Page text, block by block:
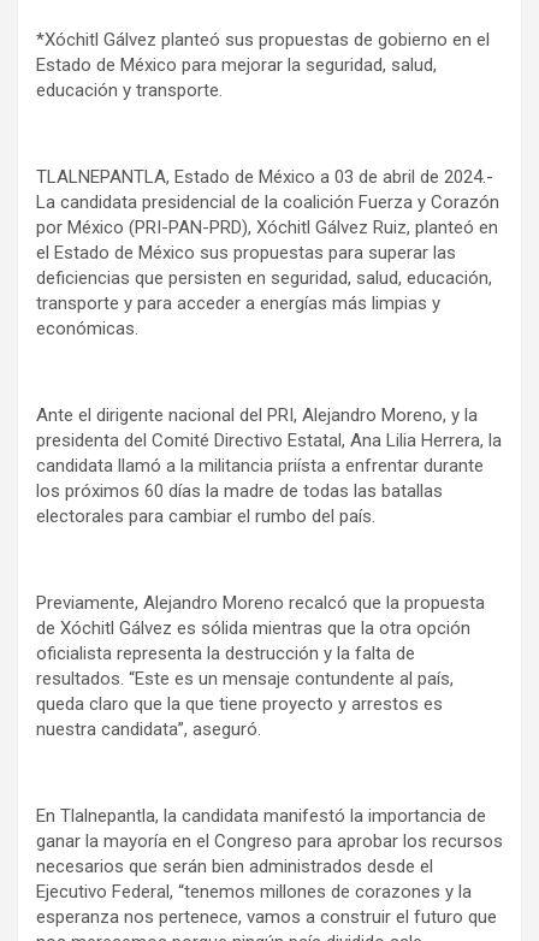
*Xóchitl Gálvez planteó sus propuestas de gobierno en el
Estado de México para mejorar la seguridad, salud,
educación y transporte.
TLALNEPANTLA, Estado de México a 03 de abril de 2024.-
La candidata presidencial de la coalición Fuerza y Corazón
por México (PRI-PAN-PRD), Xóchitl Gálvez Ruiz, planteó en
el Estado de México sus propuestas para superar las
deficiencias que persisten en seguridad, salud, educación,
transporte y para acceder a energías más limpias y
económicas.
Ante el dirigente nacional del PRI, Alejandro Moreno, y la
presidenta del Comité Directivo Estatal, Ana Lilia Herrera, la
candidata llamó a la militancia priísta a enfrentar durante
los próximos 60 días la madre de todas las batallas
electorales para cambiar el rumbo del país.
Previamente, Alejandro Moreno recalcó que la propuesta
de Xóchitl Gálvez es sólida mientras que la otra opción
oficialista representa la destrucción y la falta de
resultados. “Este es un mensaje contundente al país,
queda claro que la que tiene proyecto y arrestos es
nuestra candidata”, aseguró.
En Tlalnepantla, la candidata manifestó la importancia de
ganar la mayoría en el Congreso para aprobar los recursos
necesarios que serán bien administrados desde el
Ejecutivo Federal, “tenemos millones de corazones y la
esperanza nos pertenece, vamos a construir el futuro que